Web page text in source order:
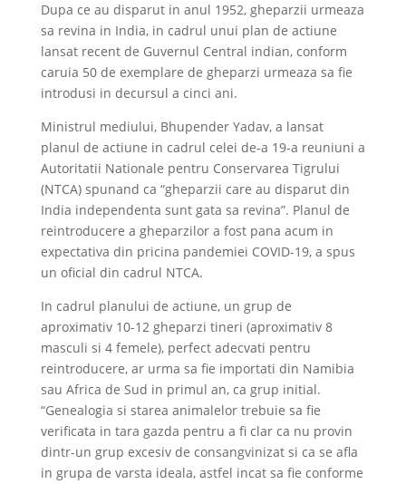
Dupa ce au disparut in anul 1952, gheparzii urmeaza
sa revina in India, in cadrul unui plan de actiune
lansat recent de Guvernul Central indian, conform
caruia 50 de exemplare de gheparzi urmeaza sa fie
introdusi in decursul a cinci ani.
Ministrul mediului, Bhupender Yadav, a lansat
planul de actiune in cadrul celei de-a 19-a reuniuni a
Autoritatii Nationale pentru Conservarea Tigrului
(NTCA) spunand ca “gheparzii care au disparut din
India independenta sunt gata sa revina”. Planul de
reintroducere a gheparzilor a fost pana acum in
expectativa din pricina pandemiei COVID-19, a spus
un oficial din cadrul NTCA.
In cadrul planului de actiune, un grup de
aproximativ 10-12 gheparzi tineri (aproximativ 8
masculi si 4 femele), perfect adecvati pentru
reintroducere, ar urma sa fie importati din Namibia
sau Africa de Sud in primul an, ca grup initial.
“Genealogia si starea animalelor trebuie sa fie
verificata in tara gazda pentru a fi clar ca nu provin
dintr-un grup excesiv de consangvinizat si ca se afla
in grupa de varsta ideala, astfel incat sa fie conforme